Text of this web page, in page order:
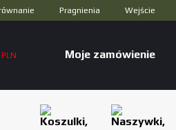
Pragnienia Wejście
PLN Moje zamówienie